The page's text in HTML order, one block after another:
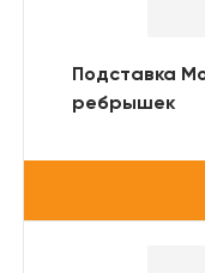
Подставка
ребрышек